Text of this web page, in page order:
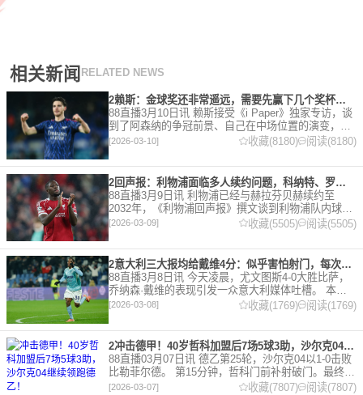
相关新闻 RELATED NEWS
2赖斯：金球奖还非常遥远，需要先赢下几个奖杯，专注当下好好踢球
88直播3月10日讯 赖斯接受《i Paper》独家专访，谈
到了阿森纳的争冠前景、自己在中场位置的演变，以
及对自己被提名金球奖的看法。 任意球 赖斯：“我们
有一项非常擅长的技能——这背后付出了巨大努力
[2026-03-10] 收藏(8180) 阅读(8180)
2回声报：利物浦面临多人续约问题，科纳特、罗伯逊合同今夏到期
88直播3月9日讯 利物浦已经与赫拉芬贝赫续约至
2032年，《利物浦回声报》撰文谈到利物浦队内球员
的合同情况，文章表示，利物浦多位球员面临合同问
题。 对于利物浦来说，科纳特的合同将在本赛季末到
期，俱乐
[2026-03-09] 收藏(5505) 阅读(5505)
2意大利三大报均给戴维4分：似乎害怕射门，每次触球球迷都叹息
88直播3月8日讯 今天凌晨，尤文图斯4-0大胜比萨，
乔纳森·戴维的表现引发一众意大利媒体吐槽。 本场
比赛，戴维半场就被换下，赛后，《米兰体育报》、
《罗马体育报》和《都灵体育报》三大报都给戴维打
出4分
[2026-03-08] 收藏(1769) 阅读(1769)
2冲击德甲！40岁哲科加盟后7场5球3助，沙尔克04继续领跑德乙！
88直播03月07日讯 德乙第25轮，沙尔克04以1-0击败
比勒菲尔德。 第15分钟，哲科门前补射破门。最终凭
借哲科的进球沙尔克04成功拿到3分，继续领跑德
[2026-03-07] 收藏(7807) 阅读(7807)